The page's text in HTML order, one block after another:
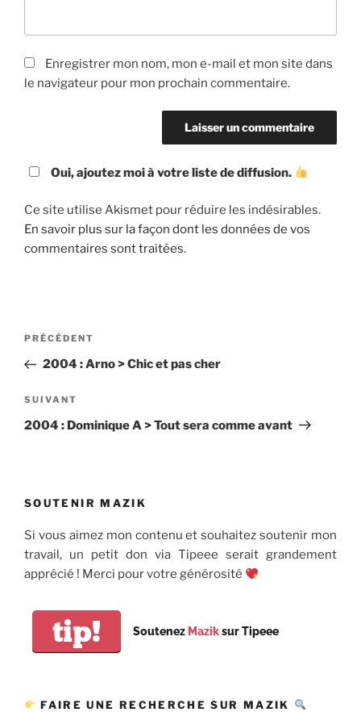
Enregistrer mon nom, mon e-mail et mon site dans
le navigateur pour mon prochain commentaire.
Oui, ajoutez moi à votre liste de diffusion.
Ce site utilise Akismet pour réduire les indésirables.
En savoir plus sur la façon dont les données de vos
commentaires sont traitées.
Navigation
l’article
Article
précédent
PRÉCÉDENT
2004 : Arno > Chic et pas cher
Article
suivant
SUIVANT
2004 : Dominique A > Tout sera comme avant
SOUTENIR MAZIK
Si vous aimez mon contenu et souhaitez soutenir mon
travail, un petit don via Tipeee serait grandement
apprécié ! Merci pour votre générosité
tip! Soutenez Maziksur Tipeee
FAIRE UNE RECHERCHE SUR MAZIK